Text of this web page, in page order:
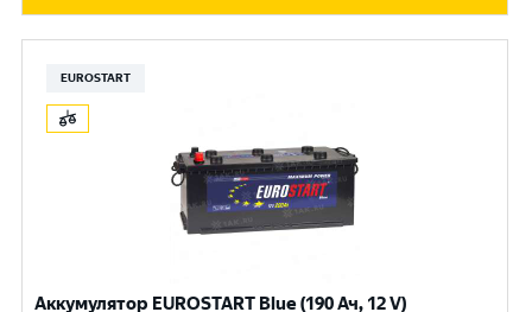
EUROSTART
Аккумулятор EUROSTART Blue (190 Ач, 12 V)